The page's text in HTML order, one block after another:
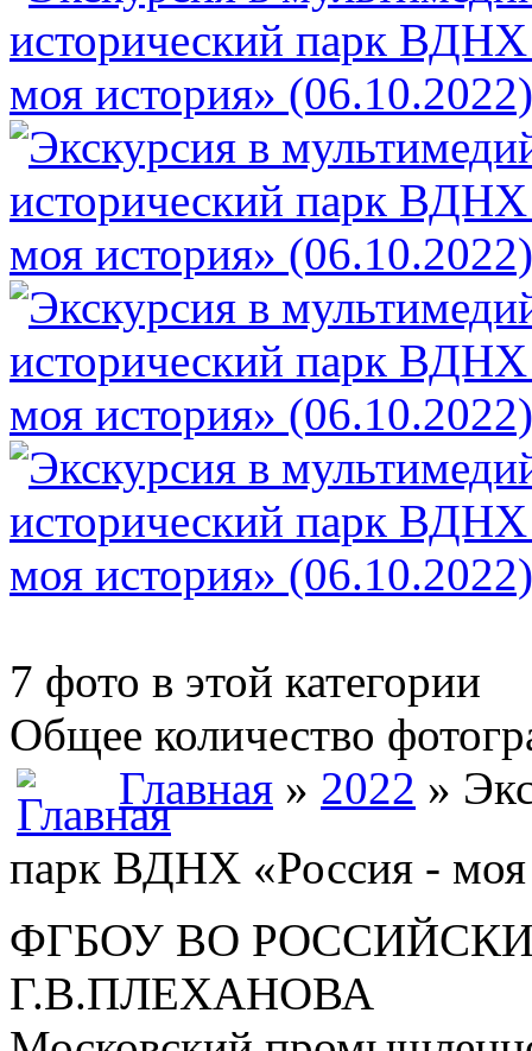
7 фото в этой категории
Общее количество
Главная » 2022 »
парк ВДНХ «Россия - моя
ФГБОУ ВО
Г.В.ПЛЕХАНОВА